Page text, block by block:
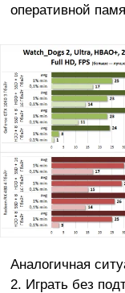
оперативной
Аналогичная
2. Играть без